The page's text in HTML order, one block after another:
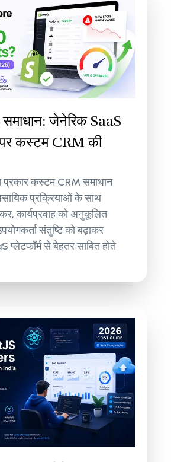
जेनेरिक SaaS
पर कस्टम CRM की
प्रकार कस्टम CRM समाधान
प्रक्रियाओं के साथ
कार्यप्रवाह को अनुकूलित
संतुष्टि को बढ़ाकर
प्लेटफॉर्म से बेहतर साबित होते